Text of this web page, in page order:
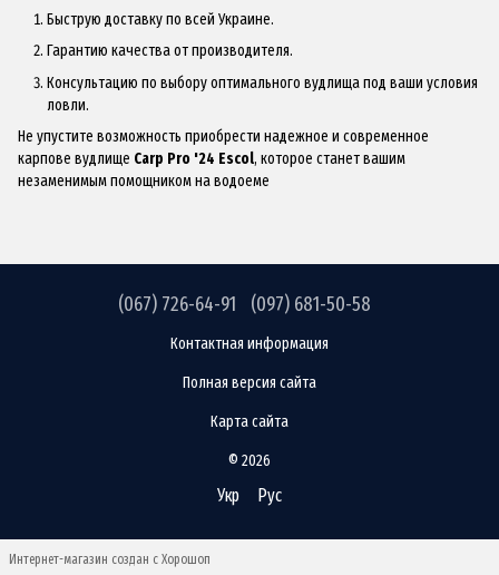
Быструю доставку по всей Украине.
Гарантию качества от производителя.
Консультацию по выбору оптимального вудлища под ваши условия
ловли.
Не упустите возможность приобрести надежное и современное
карпове вудлище Carp Pro '24 Escol, которое станет вашим
незаменимым помощником на водоеме
(067) 726-64-91 (097) 681-50-58
Контактная информация
Полная версия сайта
Карта сайта
© 2026
Укр Рус
Интернет-магазин создан с Хорошоп